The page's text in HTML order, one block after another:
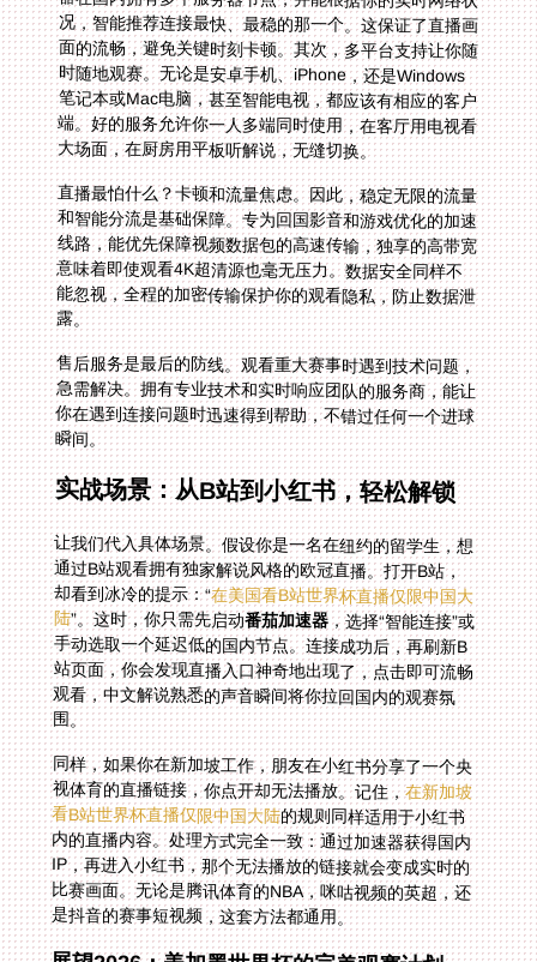
大场面，在厨房用平板听解说，无缝切换。
直播最怕什么？卡顿和流量焦虑。因此，稳定无限的流量
和智能分流是基础保障。专为回国影音和游戏优化的加速
线路，能优先保障视频数据包的高速传输，独享的高带宽
意味着即使观看4K超清源也毫无压力。数据安全同样不
能忽视，全程的加密传输保护你的观看隐私，防止数据泄
露。
售后服务是最后的防线。观看重大赛事时遇到技术问题，
急需解决。拥有专业技术和实时响应团队的服务商，能让
你在遇到连接问题时迅速得到帮助，不错过任何一个进球
瞬间。
实战场景：从B站到小红书，轻松解锁
让我们代入具体场景。假设你是一名在纽约的留学生，想
通过B站观看拥有独家解说风格的欧冠直播。打开B站，
却看到冰冷的提示：“在美国看B站世界杯直播仅限中国大
陆”。这时，你只需先启动番茄加速器，选择“智能连接”或
手动选取一个延迟低的国内节点。连接成功后，再刷新B
站页面，你会发现直播入口神奇地出现了，点击即可流畅
观看，中文解说熟悉的声音瞬间将你拉回国内的观赛氛
围。
同样，如果你在新加坡工作，朋友在小红书分享了一个央
视体育的直播链接，你点开却无法播放。记住，在新加坡
看B站世界杯直播仅限中国大陆的规则同样适用于小红书
内的直播内容。处理方式完全一致：通过加速器获得国内
IP，再进入小红书，那个无法播放的链接就会变成实时的
比赛画面。无论是腾讯体育的NBA，咪咕视频的英超，还
是抖音的赛事短视频，这套方法都通用。